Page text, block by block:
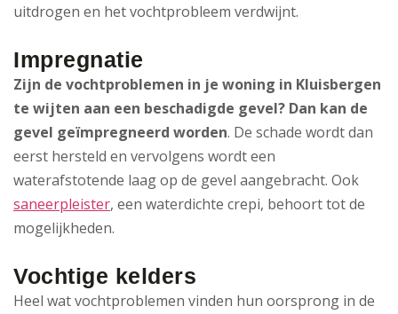
uitdrogen en het vochtprobleem verdwijnt.
Impregnatie
Zijn de vochtproblemen in je woning in Kluisbergen
te wijten aan een beschadigde gevel? Dan kan de
gevel geïmpregneerd worden. De schade wordt dan
eerst hersteld en vervolgens wordt een
waterafstotende laag op de gevel aangebracht. Ook
saneerpleister, een waterdichte crepi, behoort tot de
mogelijkheden.
Vochtige kelders
Heel wat vochtproblemen vinden hun oorsprong in de